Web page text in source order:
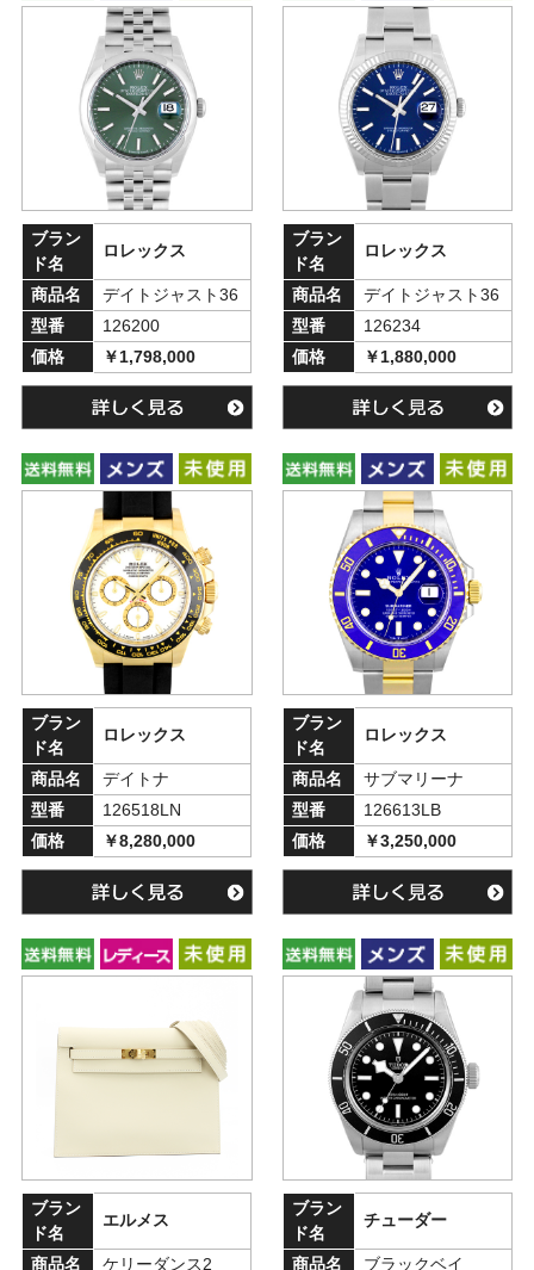
ブラン
ド名
ロレックス
商品名
デイトジャスト36
型番
126200
価格
￥1,798,000
ブラン
ド名
ロレックス
商品名
デイトジャスト36
型番
126234
価格
￥1,880,000
ブラン
ド名
ロレックス
商品名
デイトナ
型番
126518LN
価格
￥8,280,000
ブラン
ド名
ロレックス
商品名
サブマリーナ
型番
126613LB
価格
￥3,250,000
ブラン
ド名
エルメス
商品名 ケリーダンス2
ブラン
ド名
チューダー
商品名 ブラックベイ